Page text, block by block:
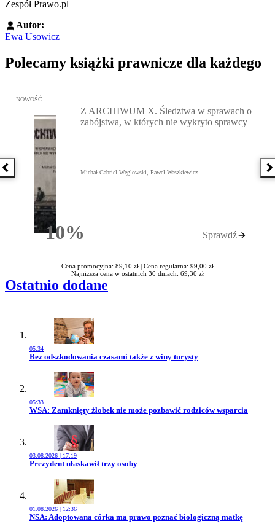
Zespół Prawo.pl
Autor:
Ewa Usowicz
Polecamy książki prawnicze dla każdego
Poprzednia książka
Przejdź do: Z ARCHIWUM X. Śledztwa w sprawach o
NOWOŚĆ
10%Rabatu
Z ARCHIWUM X. Śledztwa w sprawach o
zabójstwa, w których nie wykryto sprawcy
Michał Gabriel-Węglowski, Paweł Waszkiewicz
Sprawdź
Cena promocyjna: 89,10 zł | Cena regularna: 99,00 zł
Najniższa cena w ostatnich 30 dniach: 69,30 zł
Ostatnio dodane
05:34
Przejdź do artykułu:
Bez odszkodowania czasami także z winy turysty
05:33
Przejdź do artykułu:
WSA: Zamknięty żłobek nie może pozbawić rodziców wsparcia
03.08.2026 | 17:19
Przejdź do artykułu:
Prezydent ułaskawił trzy osoby
01.08.2026 | 12:36
Przejdź do artykułu:
NSA: Adoptowana córka ma prawo poznać biologiczną matkę